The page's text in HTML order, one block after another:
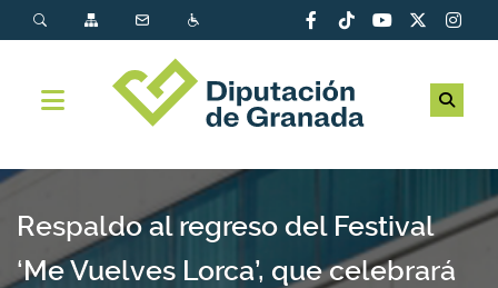
Respaldo al regreso del Festival
‘Me Vuelves Lorca’, que celebrará